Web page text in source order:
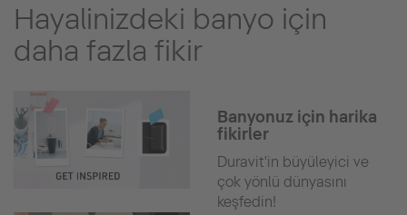
Hayalinizdeki banyo için
daha fazla fikir
Banyonuz için harika
fikirler
Duravit'in büyüleyici ve
çok yönlü dünyasını
keşfedin!